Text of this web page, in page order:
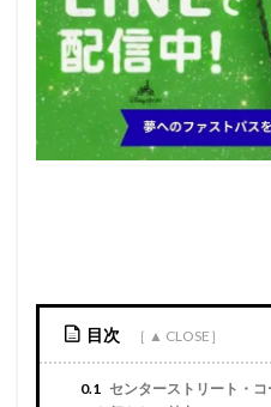
目次
0.1 センターストリート・